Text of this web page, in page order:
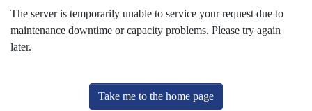
The server is temporarily unable to service your request due to
maintenance downtime or capacity problems. Please try again
later.
Take me to the home page